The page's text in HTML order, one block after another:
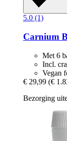
5.0 (1)
Carnium
Met 6
Incl.
Vegan
€ 29,99 (€
Bezorging